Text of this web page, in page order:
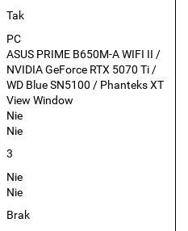
Tak
PC
ASUS PRIME B650M-A WIFI II /
NVIDIA GeForce RTX 5070 Ti /
WD Blue SN5100 / Phanteks XT
View Window
Nie
Nie
3
Nie
Nie
Brak